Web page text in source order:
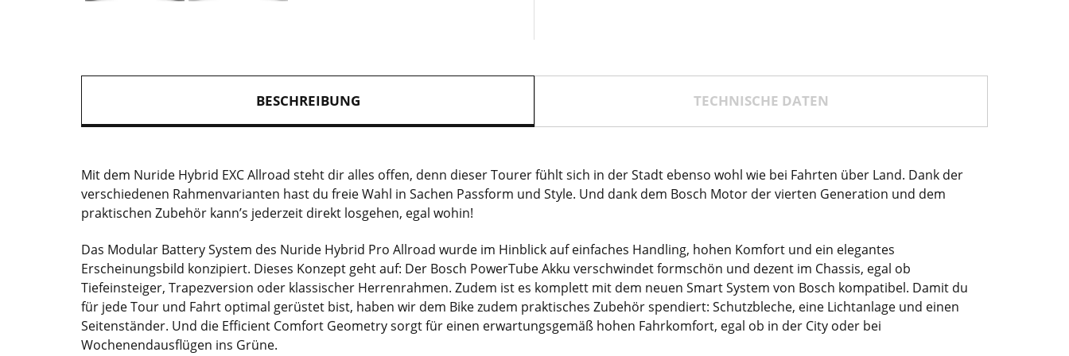
BESCHREIBUNG TECHNISCHE DATEN
Mit dem Nuride Hybrid EXC Allroad steht dir alles offen, denn dieser Tourer fühlt sich in der Stadt ebenso wohl wie bei Fahrten über Land. Dank der
verschiedenen Rahmenvarianten hast du freie Wahl in Sachen Passform und Style. Und dank dem Bosch Motor der vierten Generation und dem
praktischen Zubehör kann’s jederzeit direkt losgehen, egal wohin!
Das Modular Battery System des Nuride Hybrid Pro Allroad wurde im Hinblick auf einfaches Handling, hohen Komfort und ein elegantes
Erscheinungsbild konzipiert. Dieses Konzept geht auf: Der Bosch PowerTube Akku verschwindet formschön und dezent im Chassis, egal ob
Tiefeinsteiger, Trapezversion oder klassischer Herrenrahmen. Zudem ist es komplett mit dem neuen Smart System von Bosch kompatibel. Damit du
für jede Tour und Fahrt optimal gerüstet bist, haben wir dem Bike zudem praktisches Zubehör spendiert: Schutzbleche, eine Lichtanlage und einen
Seitenständer. Und die Efficient Comfort Geometry sorgt für einen erwartungsgemäß hohen Fahrkomfort, egal ob in der City oder bei
Wochenendausflügen ins Grüne.